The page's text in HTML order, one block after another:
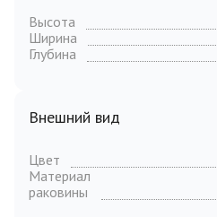
Высота
Ширина
Глубина
Внешний вид
Цвет
Материал
раковины